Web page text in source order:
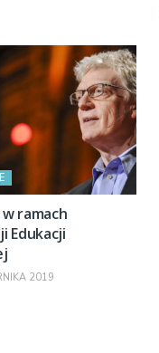
ramach
Edukacji
2019